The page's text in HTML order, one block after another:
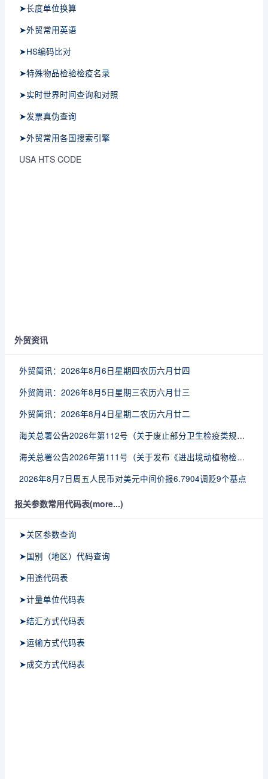
➤长度单位换算
➤外贸常用英语
➤HS编码比对
➤特殊物品检验检疫名录
➤实时世界时间查询和对照
➤发票真伪查询
➤外贸常用各国搜索引擎
USA HTS CODE
外贸资讯
外贸简讯：2026年8月6日星期四农历六月廿四
外贸简讯：2026年8月5日星期三农历六月廿三
外贸简讯：2026年8月4日星期二农历六月廿二
海关总署公告2026年第112号（关于废止部分卫生检疫类规范性文件的公告）
海关总署公告2026年第111号（关于发布《进出境动植物检疫处理监督管理工作规定》《进出境卫生处理监督管理工作规定》的公告）
2026年8月7日周五人民币对美元中间价报6.7904调贬9个基点
报关参数常用代码表(more...)
➤关区参数查询
➤国别（地区）代码查询
➤用途代码表
➤计量单位代码表
➤结汇方式代码表
➤运输方式代码表
➤成交方式代码表